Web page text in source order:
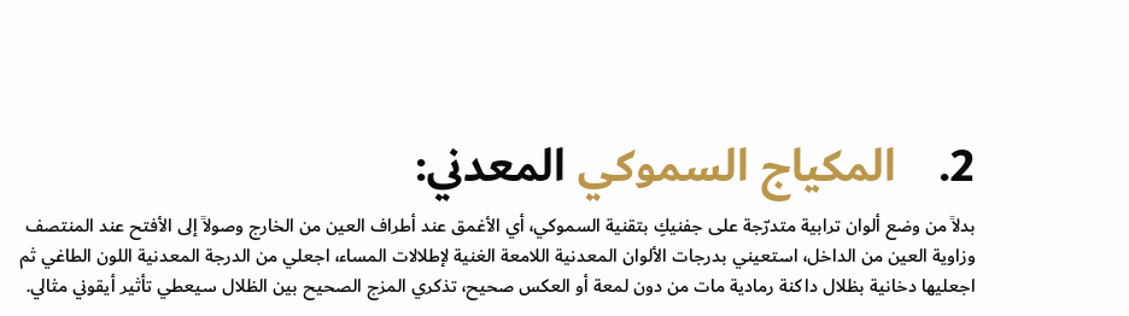
2. المكياج السموكيالمعدني:
بدلاً من وضع ألوان ترابية متدرّجة على جفنيكِ بتقنية السموكي، أي الأغمق عند أطراف العين من الخارج وصولاً إلى الأفتح عند المنتصف
وزاوية العين من الداخل، استعيني بدرجات الألوان المعدنية اللامعة الغنية لإطلالات المساء، اجعلي من الدرجة المعدنية اللون الطاغي ثم
اجعليها دخانية بظلال داكنة رمادية مات من دون لمعة أو العكس صحيح، تذكري المزج الصحيح بين الظلال سيعطي تأثير أيقوني مثالي.